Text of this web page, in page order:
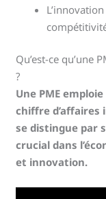
Qu’est-ce qu’une
?
Une PME
chiffre d’affaires
se distingue par
crucial dans
et innovation.